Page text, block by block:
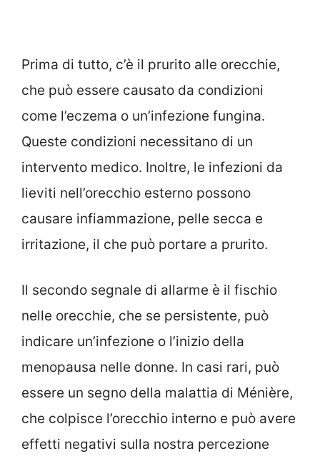
Prima di tutto, c’è il prurito alle orecchie,
che può essere causato da condizioni
come l’eczema o un’infezione fungina.
Queste condizioni necessitano di un
intervento medico. Inoltre, le infezioni da
lieviti nell’orecchio esterno possono
causare infiammazione, pelle secca e
irritazione, il che può portare a prurito.
Il secondo segnale di allarme è il fischio
nelle orecchie, che se persistente, può
indicare un’infezione o l’inizio della
menopausa nelle donne. In casi rari, può
essere un segno della malattia di Ménière,
che colpisce l’orecchio interno e può avere
effetti negativi sulla nostra percezione